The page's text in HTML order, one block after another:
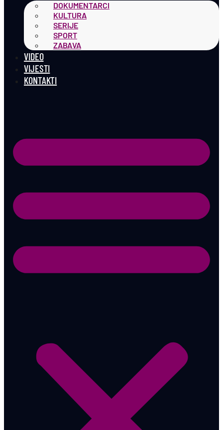
DOKUMENTARCI
KULTURA
SERIJE
SPORT
ZABAVA
VIDEO
VIJESTI
KONTAKTI